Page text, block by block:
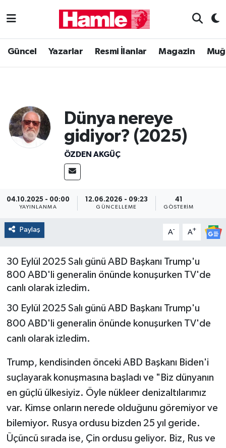
Güncel Yazarlar Resmi İlanlar Magazin
Dünya nereye
gidiyor? (2025)
ÖZDEN AKGÜÇ
04.10.2025 - 00:00
YAYINLANMA
12.06.2026 - 09:23
GÜNCELLEME
41
GÖSTERIM
Paylaş A- A+
30 Eylül 2025 Salı günü ABD Başkanı Trump'u
800 ABD'li generalin önünde konuşurken TV'de
canlı olarak izledim.
30 Eylül 2025 Salı günü ABD Başkanı Trump'u
800 ABD'li generalin önünde konuşurken TV'de
canlı olarak izledim.
Trump, kendisinden önceki ABD Başkanı Biden'i
suçlayarak konuşmasına başladı ve "Biz dünyanın
en güçlü ülkesiyiz. Öyle nükleer denizaltılarımız
var. Kimse onların nerede olduğunu göremiyor ve
bilemiyor. Rusya ordusu bizden 25 yıl geride.
Üçüncü sırada ise, Çin ordusu geliyor. Biz, Rus ve
Güncel
Magazin
Muğla Haber
Muğla Nöbetçi Eczaneler
Muğla Trafik Yoğunluk Haritası
Süper Lig Puan Durumu ve Fikstür
Tüm Manşetler